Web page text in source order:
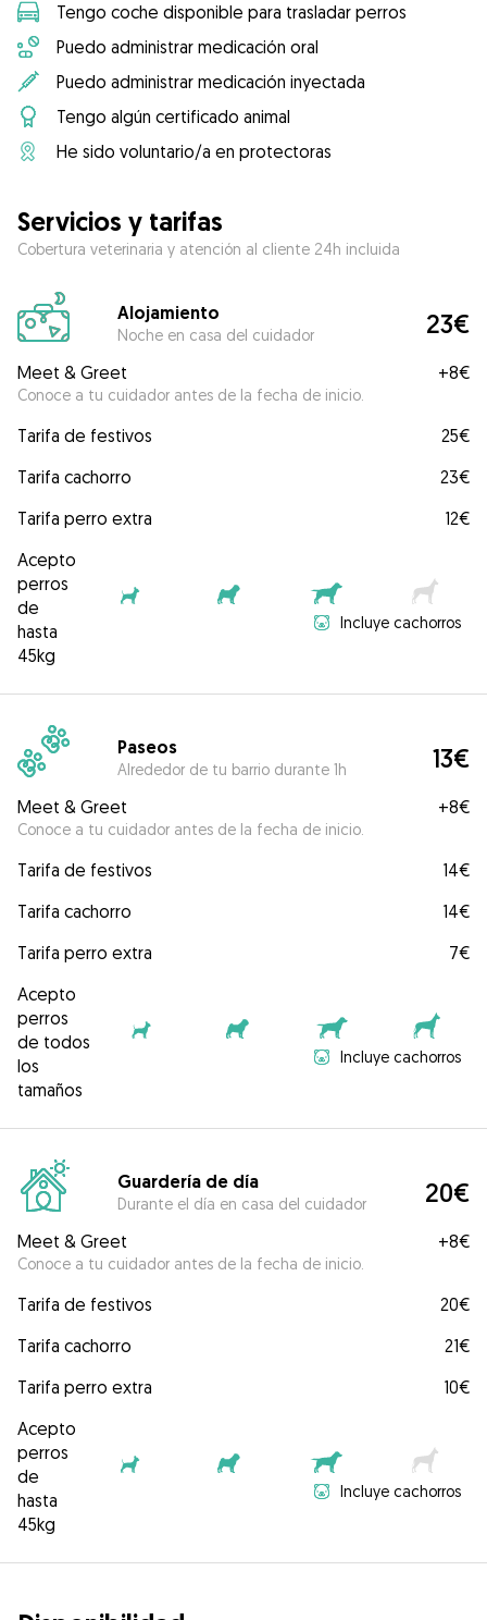
Tengo coche disponible para trasladar perros
Puedo administrar medicación oral
Puedo administrar medicación inyectada
Tengo algún certificado animal
He sido voluntario/a en protectoras
Servicios y tarifas
Cobertura veterinaria y atención al cliente 24h incluida
Alojamiento
Noche en casa del cuidador 23€
Meet & Greet
Conoce a tu cuidador antes de la fecha de inicio.
+8€
Tarifa de festivos
25€
Tarifa cachorro
23€
Tarifa perro extra
12€
Acepto
perros
de
hasta
45kg
Incluye cachorros
Paseos
Alrededor de tu barrio durante 1h 13€
Meet & Greet
Conoce a tu cuidador antes de la fecha de inicio.
+8€
Tarifa de festivos
14€
Tarifa cachorro
14€
Tarifa perro extra
7€
Acepto
perros
de todos
los
tamaños
Incluye cachorros
Guardería de día
Durante el día en casa del cuidador 20€
Meet & Greet
Conoce a tu cuidador antes de la fecha de inicio.
+8€
Tarifa de festivos
20€
Tarifa cachorro
21€
Tarifa perro extra
10€
Acepto
perros
de
hasta
45kg
Incluye cachorros